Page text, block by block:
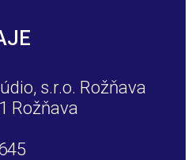
s.r.o. Rožňava
Rožňava